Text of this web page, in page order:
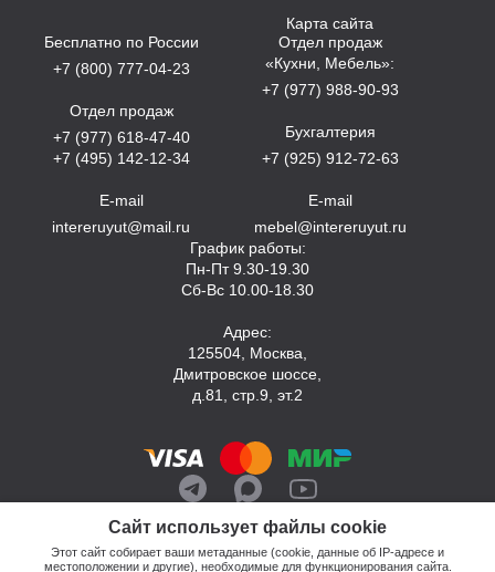
Сайт использует файлы cookie
Этот сайт собирает ваши метаданные (cookie, данные об IP-адресе и
местоположении и другие), необходимые для функционирования сайта.
Карта сайта
Бесплатно по России
+7 (800) 777-04-23
Отдел продаж
+7 (977) 618-47-40
+7 (495) 142-12-34
E-mail
intereruyut@mail.ru
Отдел продаж
«Кухни, Мебель»:
+7 (977) 988-90-93
Бухгалтерия
+7 (925) 912-72-63
E-mail
mebel@intereruyut.ru
График работы:
Пн-Пт 9.30-19.30
Сб-Вс 10.00-18.30
Адрес:
125504, Москва,
Дмитровское шоссе,
д.81, стр.9, эт.2